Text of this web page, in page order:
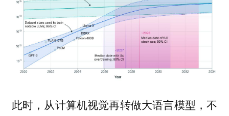
此时，从计算机视觉再转做大语言模型，不